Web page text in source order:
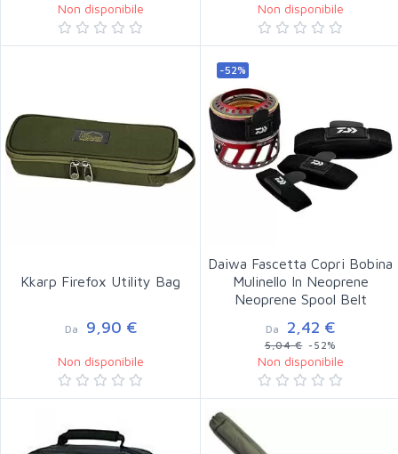
Non disponibile Non disponibile
Kkarp Firefox Utility Bag
Da 9,90 €
Non disponibile
-52%
Daiwa Fascetta Copri Bobina
Mulinello In Neoprene
Neoprene Spool Belt
Da 2,42 €
5,04 €-52%
Non disponibile